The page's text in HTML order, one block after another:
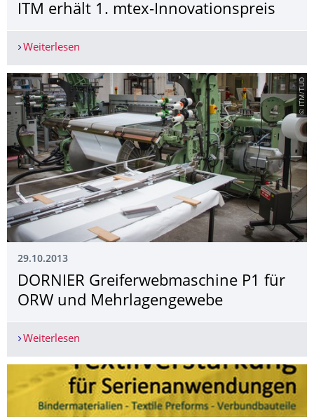
ITM erhält 1. mtex-Innovationspreis
Weiterlesen
© ITM/TUD
29.10.2013
DORNIER Greiferwebmaschine P1 für
ORW und Mehrlagengewebe
Weiterlesen